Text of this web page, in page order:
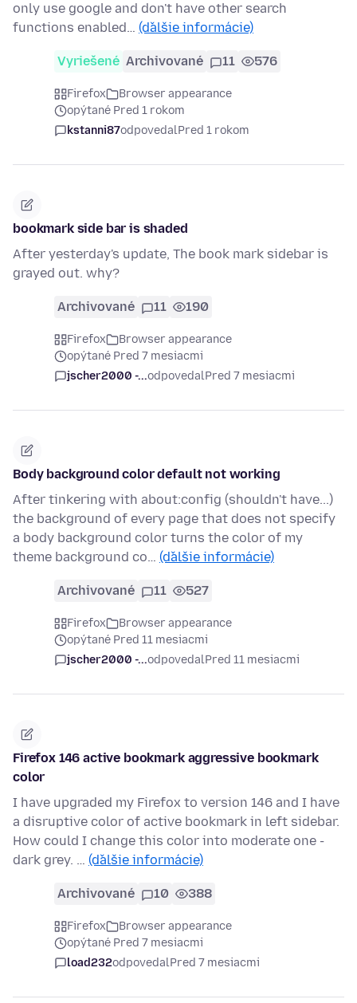
only use google and don't have other search
functions enabled… (ďalšie informácie)
Vyriešené Archivované 11 576
Firefox
Browser appearance
opýtané Pred 1 rokom
kstanni87odpovedalPred 1 rokom
bookmark side bar is shaded
After yesterday's update, The book mark sidebar is
grayed out. why?
Archivované 11 190
Firefox
Browser appearance
opýtané Pred 7 mesiacmi
jscher2000 -...odpovedalPred 7 mesiacmi
Body background color default not working
After tinkering with about:config (shouldn't have...)
the background of every page that does not specify
a body background color turns the color of my
theme background co… (ďalšie informácie)
Archivované 11 527
Firefox
Browser appearance
opýtané Pred 11 mesiacmi
jscher2000 -...odpovedalPred 11 mesiacmi
Firefox 146 active bookmark aggressive bookmark
color
I have upgraded my Firefox to version 146 and I have
a disruptive color of active bookmark in left sidebar.
How could I change this color into moderate one -
dark grey. … (ďalšie informácie)
Archivované 10 388
Firefox
Browser appearance
opýtané Pred 7 mesiacmi
load232odpovedalPred 7 mesiacmi